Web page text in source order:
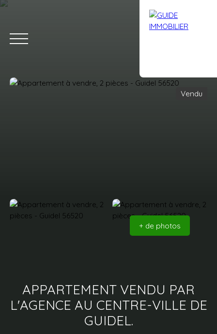
Estimation
Vendu
+ de photos
APPARTEMENT VENDU PAR
L'AGENCE AU CENTRE-VILLE DE
GUIDEL.